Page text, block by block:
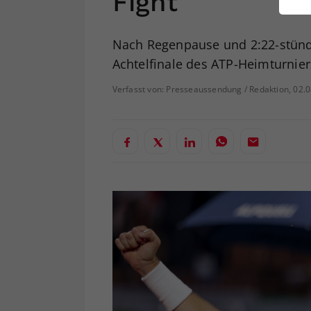
Nach Regenpause und 2:22-
Achtelfinale des ATP-
Verfasst von: Presseaussendung / Redaktion,